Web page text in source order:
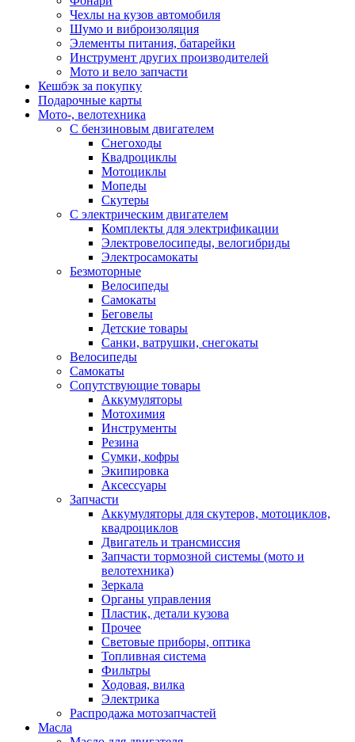
Чехлы на кузов автомобиля
Шумо и виброизоляция
Элементы питания, батарейки
Инструмент других производителей
Мото и вело запчасти
Кешбэк за покупку
Подарочные карты
Мото-, велотехника
С бензиновым двигателем
Снегоходы
Квадроциклы
Мотоциклы
Мопеды
Скутеры
С электрическим двигателем
Комплекты для электрификации
Электровелосипеды, велогибриды
Электросамокаты
Безмоторные
Велосипеды
Самокаты
Беговелы
Детские товары
Санки, ватрушки, снегокаты
Велосипеды
Самокаты
Сопутствующие товары
Аккумуляторы
Мотохимия
Инструменты
Резина
Сумки, кофры
Экипировка
Аксессуары
Запчасти
Аккумуляторы для скутеров, мотоциклов,
квадроциклов
Двигатель и трансмиссия
Запчасти тормозной системы (мото и
велотехника)
Зеркала
Органы управления
Пластик, детали кузова
Прочее
Световые приборы, оптика
Топливная система
Фильтры
Ходовая, вилка
Электрика
Распродажа мотозапчастей
Масла